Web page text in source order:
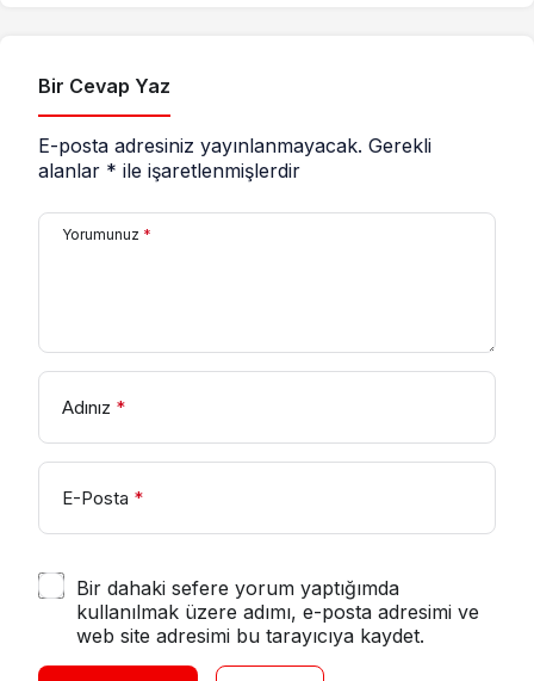
Bir Cevap Yaz
E-posta adresiniz yayınlanmayacak. Gerekli
alanlar * ile işaretlenmişlerdir
Yorumunuz *
Adınız *
E-Posta *
Bir dahaki sefere yorum yaptığımda
kullanılmak üzere adımı, e-posta adresimi ve
web site adresimi bu tarayıcıya kaydet.